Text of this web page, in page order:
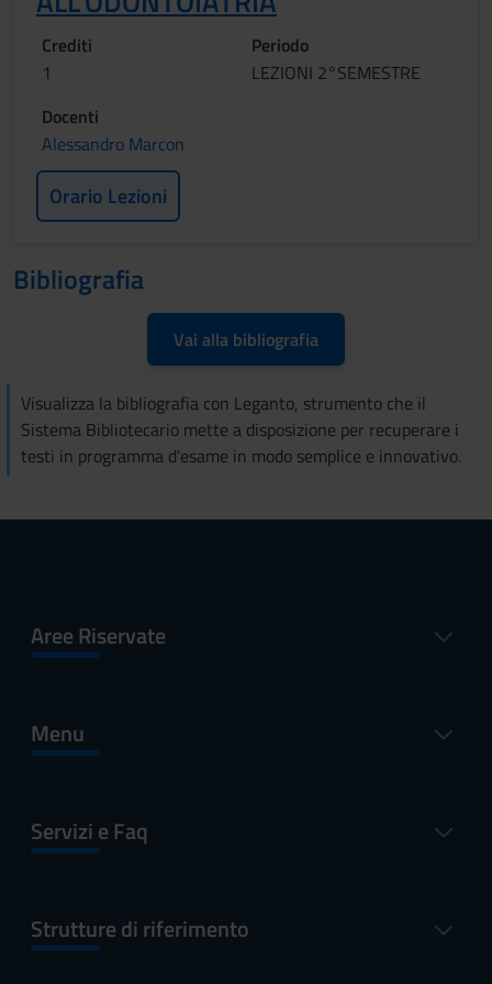
Crediti
1
Periodo
LEZIONI 2°SEMESTRE
Docenti
Alessandro Marcon
Orario Lezioni
Bibliografia
Vai alla bibliografia
Visualizza la bibliografia con Leganto, strumento che il
Sistema Bibliotecario mette a disposizione per recuperare i
testi in programma d'esame in modo semplice e innovativo.
Aree Riservate
Menu
Servizi e Faq
Strutture di riferimento